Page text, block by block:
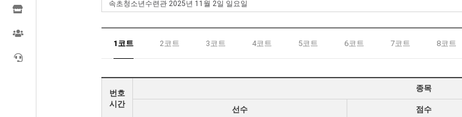
1코트 2코트 3코트 4코트 5코트 6코트 7코트 8코트
번호
시간
종목
선수 점수